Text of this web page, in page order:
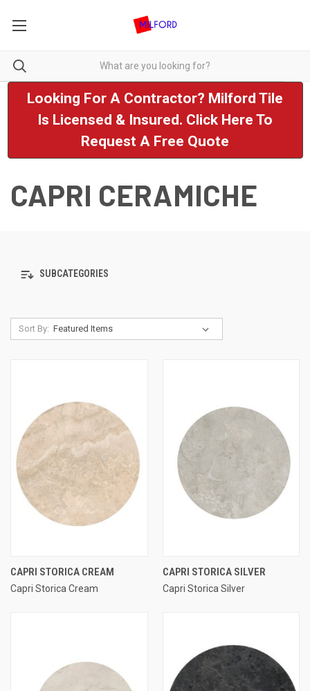
Looking For A Contractor? Milford Tile
Is Licensed & Insured. Click Here To
Request A Free Quote
CAPRI CERAMICHE
SUBCATEGORIES
Sort By:
CAPRI STORICA CREAM
Capri Storica Cream
CAPRI STORICA SILVER
Capri Storica Silver